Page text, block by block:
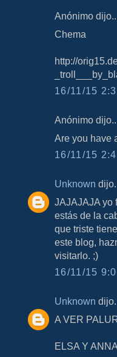
Anónimo
Chema
http://
16/11/15
Anónimo
Are you have
16/11/15
Unknown
JAJAJAJA yo
estás de la
que triste
este blog,
visitarlo. ;)
16/11/15
Unknown
A VER
ELSA Y